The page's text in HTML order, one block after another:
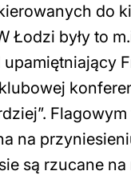
do
Łodzi były to
na
są rzucane